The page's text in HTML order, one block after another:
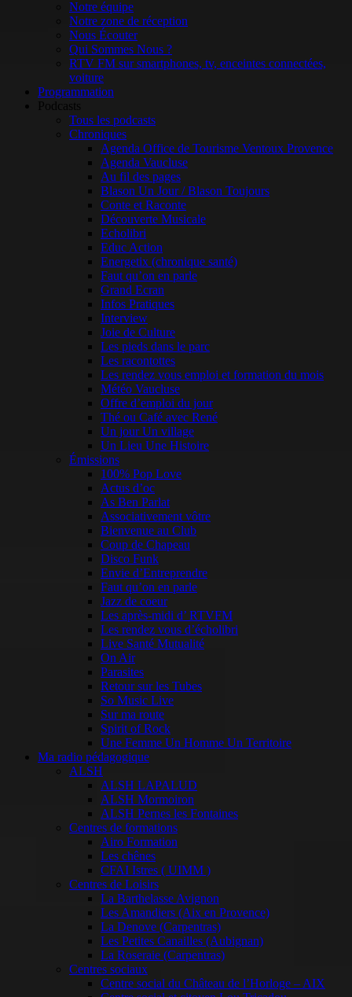
Notre équipe
Notre zone de réception
Nous Écouter
Qui Sommes Nous ?
RTV FM sur smartphones, tv, enceintes connectées,
voiture
Programmation
Podcasts
Tous les podcasts
Chroniques
Agenda Office de Tourisme Ventoux Provence
Agenda Vaucluse
Au fil des pages
Blason Un Jour / Blason Toujours
Conte et Raconte
Découverte Musicale
Echolibri
Educ Action
Energetix (chronique santé)
Faut qu’on en parle
Grand Ecran
Infos Pratiques
Interview
Joie de Culture
Les pieds dans le parc
Les racontottes
Les rendez vous emploi et formation du mois
Météo Vaucluse
Offre d’emploi du jour
Thé ou Café avec René
Un jour Un village
Un Lieu Une Histoire
Émissions
100% Pop Love
Actus d’oc
As Ben Parlat
Associativement vôtre
Bienvenue au Club
Coup de Chapeau
Disco Funk
Envie d’Entreprendre
Faut qu’on en parle
Jazz de coeur
Les après-midi d’ RTVFM
Les rendez vous d’écholibri
Live Santé Mutualité
On Air
Parasites
Retour sur les Tubes
So Music Live
Sur ma route
Spirit of Rock
Une Femme Un Homme Un Territoire
Ma radio pédagogique
ALSH
ALSH LAPALUD
ALSH Mormoiron
ALSH Pernes les Fontaines
Centres de formations
Airo Formation
Les chênes
CFAI Istres ( UIMM )
Centres de Loisirs
La Barthelasse Avignon
Les Amandiers (Aix en Provence)
La Denove (Carpentras)
Les Petites Canailles (Aubignan)
La Roseraie (Carpentras)
Centres sociaux
Centre social du Château de l’Horloge – AIX